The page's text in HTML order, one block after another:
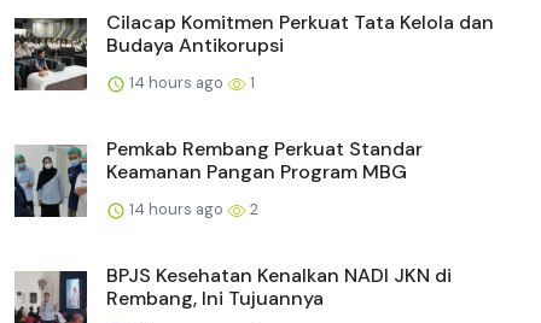
Cilacap Komitmen Perkuat Tata Kelola dan
Budaya Antikorupsi
14 hours ago 1
Pemkab Rembang Perkuat Standar
Keamanan Pangan Program MBG
14 hours ago 2
BPJS Kesehatan Kenalkan NADI JKN di
Rembang, Ini Tujuannya